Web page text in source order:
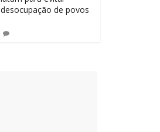
desocupação de povos